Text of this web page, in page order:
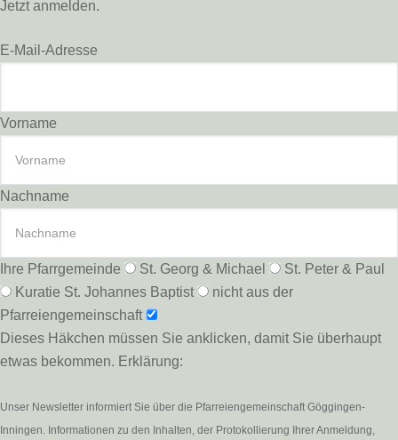
Jetzt anmelden.
E-Mail-Adresse
Vorname
Nachname
Ihre Pfarrgemeinde St. Georg & Michael
St. Peter & Paul
Kuratie St. Johannes Baptist
nicht aus der
Pfarreiengemeinschaft
Dieses Häkchen müssen Sie anklicken, damit Sie überhaupt
etwas bekommen. Erklärung:
Unser Newsletter informiert Sie über die Pfarreiengemeinschaft Göggingen-
Inningen. Informationen zu den Inhalten, der Protokollierung Ihrer Anmeldung,